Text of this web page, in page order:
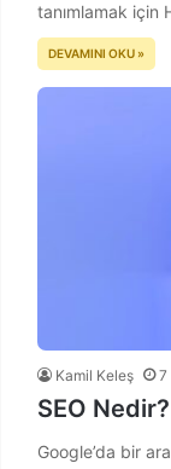
tanımlamak için
DEVAMINI OKU »
Kamil Keleş 7
SEO Nedir?
Google’da bir